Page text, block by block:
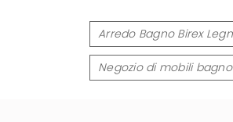
Arredo Bagno Birex
Negozio di mobili